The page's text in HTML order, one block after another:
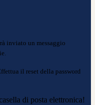
inviato un messaggio
il reset della password
di posta elettronica!